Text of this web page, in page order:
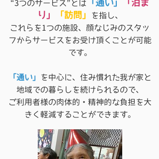
“3つのサービス”とは
「通い」
「泊ま
り」
「訪問」
を指し、
これらを1つの施設、顔なじみのスタッ
フからサービスをお受け頂くことが可能
です。
「通い」
を中心に、住み慣れた我が家と
地域での暮らしを続けられるので、
ご利用者様の肉体的・精神的な負担を大
きく軽減することができます。